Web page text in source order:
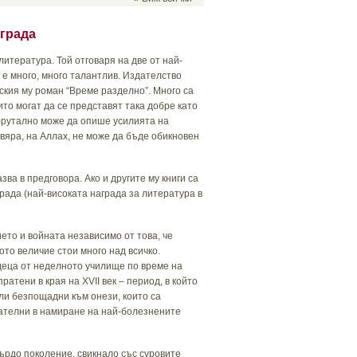
Той отговаря на две от най-
много, много талантлив. Издателство
му роман “Време разделно”. Много са
могат да се представят така добре като
може да опише усилията на
на Аллах, не може да бъде обикновен
в предговора. Ако и другите му книги са
(най-високата награда за литература в
и войната независимо от това, че
величие стои много над всичко.
от неделното училище по време на
в края на XVII век – период, в който
безпощадни към онези, които са
в намиране на най-болезнените
поколение, свикнало със суровите